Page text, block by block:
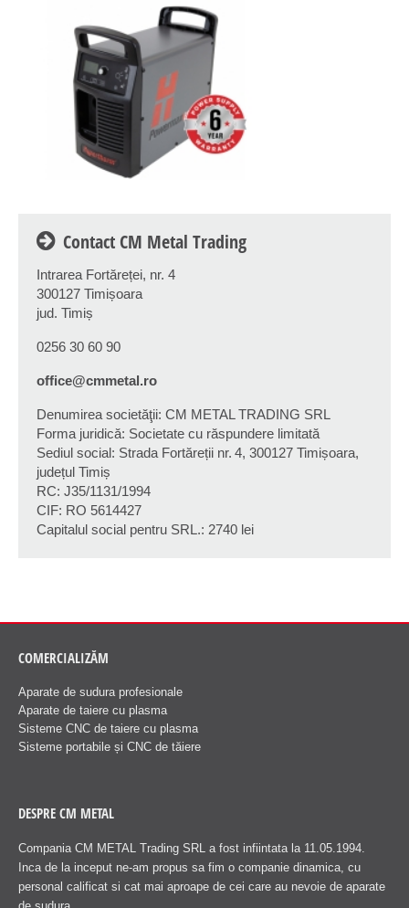
Contact CM Metal Trading
Intrarea Fortăreței, nr. 4
300127 Timișoara
jud. Timiș
0256 30 60 90
office@cmmetal.ro
Denumirea societăţii: CM METAL TRADING SRL
Forma juridică: Societate cu răspundere limitată
Sediul social: Strada Fortăreții nr. 4, 300127 Timișoara,
județul Timiș
RC: J35/1131/1994
CIF: RO 5614427
Capitalul social pentru SRL.: 2740 lei
COMERCIALIZĂM
Aparate de sudura profesionale
Aparate de taiere cu plasma
Sisteme CNC de taiere cu plasma
Sisteme portabile și CNC de tăiere
DESPRE CM METAL
Compania CM METAL Trading SRL a fost infiintata la 11.05.1994.
Inca de la inceput ne-am propus sa fim o companie dinamica, cu
personal calificat si cat mai aproape de cei care au nevoie de aparate